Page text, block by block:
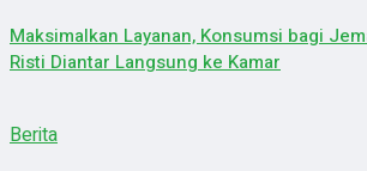
Maksimalkan Layanan, Konsumsi bagi
Risti Diantar Langsung ke Kamar
Berita